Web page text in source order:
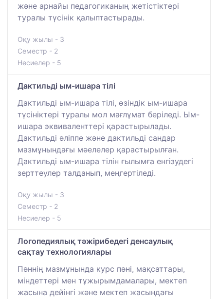
және арнайы педагогиканың жетістіктері
туралы түсінік қалыптастырады.
Оқу жылы - 3
Семестр - 2
Несиелер - 5
Дактильді ым-ишара тілі
Дактильді ым-ишара тілі, өзіндік ым-ишара
түсініктері туралы мол мағлұмат беріледі. Ым-
ишара эквиваленттері қарастырылады.
Дактильді әліппе және дактильді сандар
мазмұнындағы мәелелер қарастырылған.
Дактильді ым-ишара тілін ғылымға енгізудегі
зерттеулер талданып, меңгертіледі.
Оқу жылы - 3
Семестр - 2
Несиелер - 5
Логопедиялық тәжірибедегі денсаулық
сақтау технологиялары
Пәннің мазмұнында курс пәні, мақсаттары,
міндеттері мен тұжырымдамалары, мектеп
жасына дейінгі және мектеп жасындағы